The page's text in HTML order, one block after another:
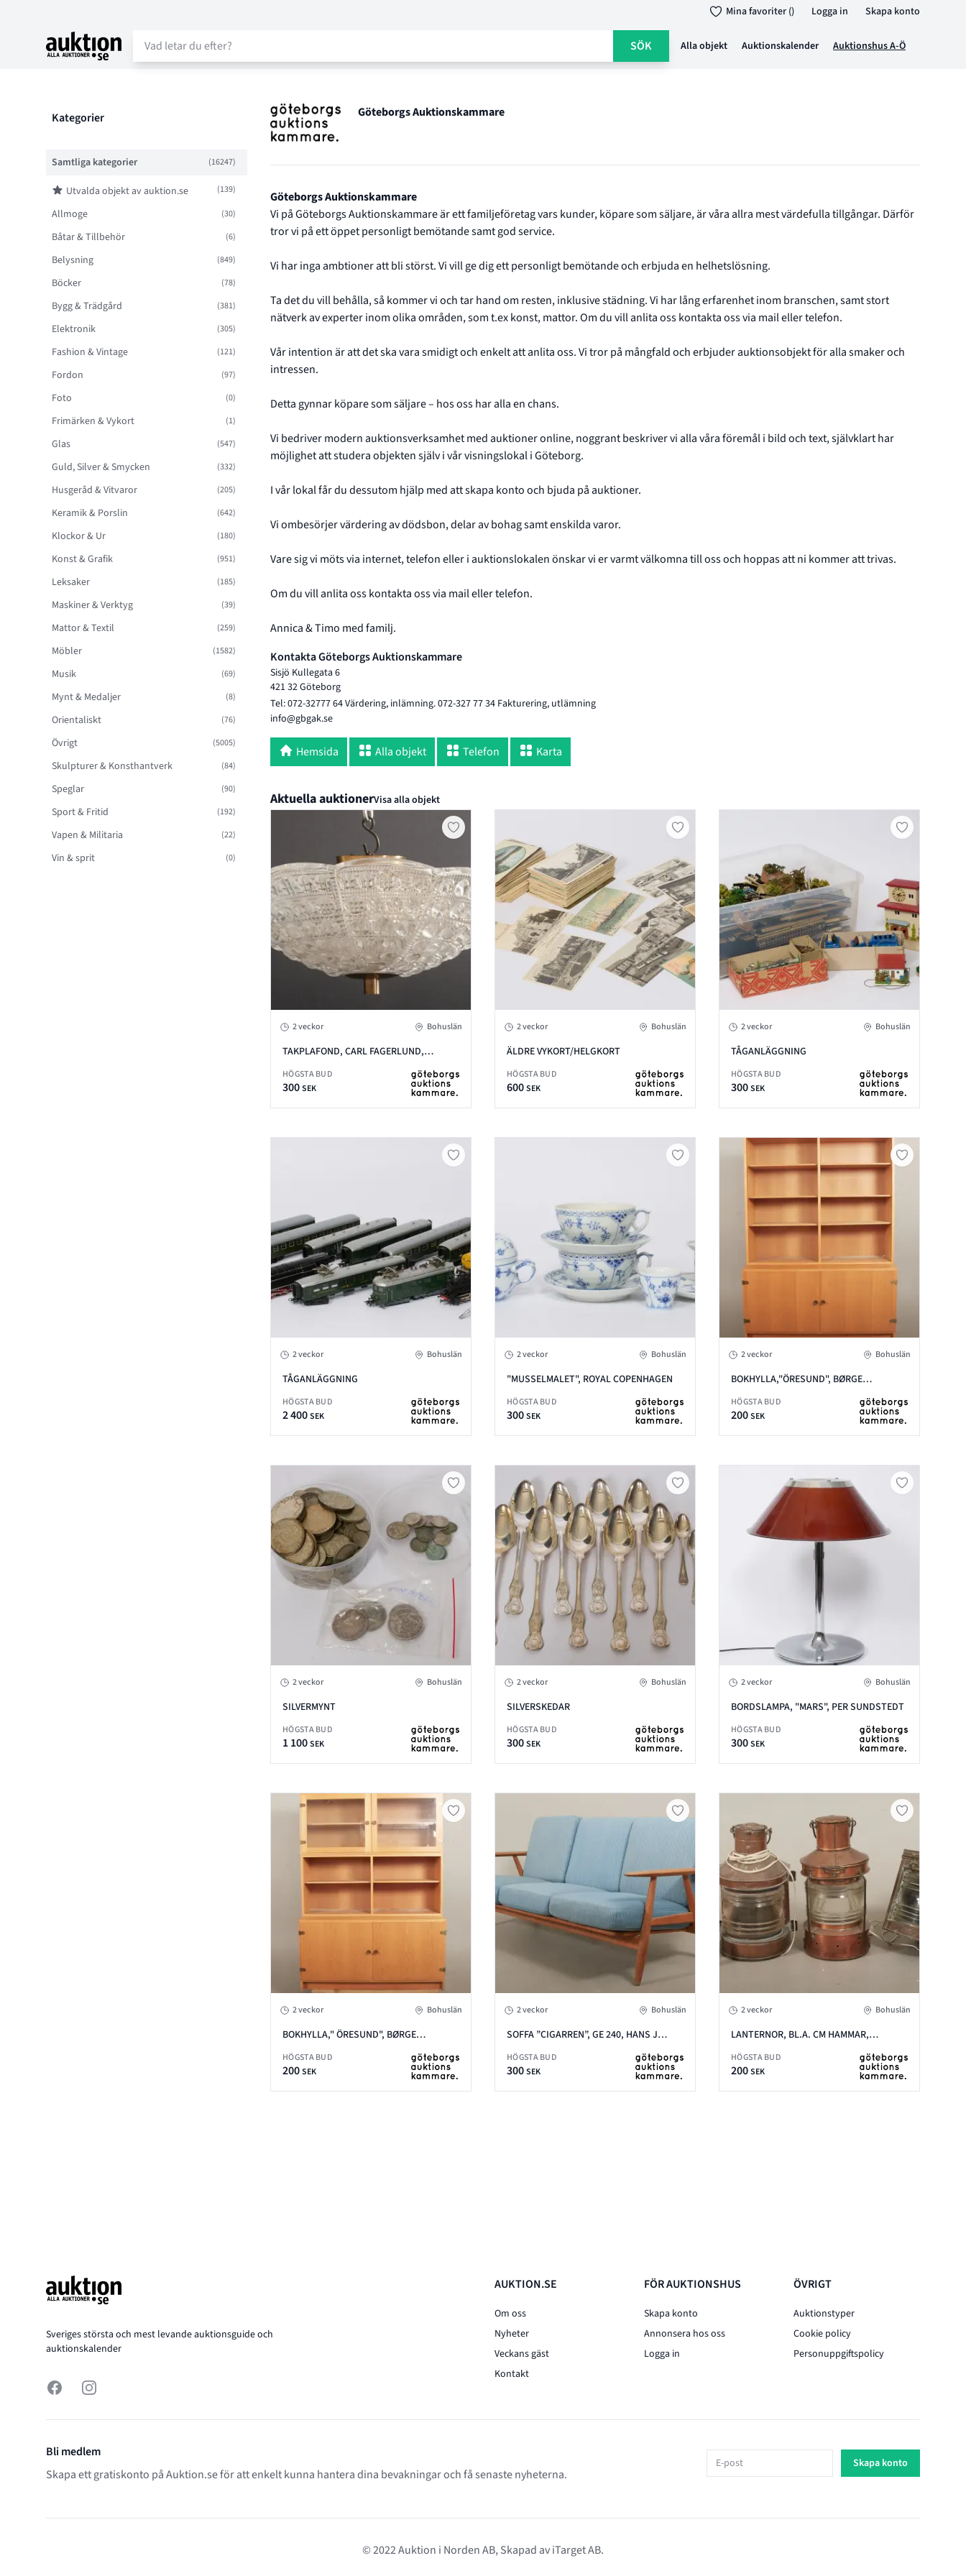
Mina favoriter () Logga in Skapa konto
Auktion.se SÖK Alla objekt Auktionskalender Auktionshus A-Ö
Filter
Kategorier
Samtliga kategorier (16247)
Utvalda objekt av auktion.se (139)
Allmoge (30)
Båtar & Tillbehör (6)
Belysning (849)
Böcker (78)
Bygg & Trädgård (381)
Elektronik (305)
Fashion & Vintage (121)
Fordon (97)
Foto (0)
Frimärken & Vykort (1)
Glas (547)
Guld, Silver & Smycken (332)
Husgeråd & Vitvaror (205)
Keramik & Porslin (642)
Klockor & Ur (180)
Konst & Grafik (951)
Leksaker (185)
Maskiner & Verktyg (39)
Mattor & Textil (259)
Möbler (1582)
Musik (69)
Mynt & Medaljer (8)
Orientaliskt (76)
Övrigt (5005)
Skulpturer & Konsthantverk (84)
Speglar (90)
Sport & Fritid (192)
Vapen & Militaria (22)
Vin & sprit (0)
Göteborgs Auktionskammare
Auktionshusets profil
Göteborgs Auktionskammare
Vi på Göteborgs Auktionskammare är ett familjeföretag vars kunder, köpare som säljare, är våra allra mest värdefulla tillgångar. Därför
tror vi på ett öppet personligt bemötande samt god service.
Vi har inga ambtioner att bli störst. Vi vill ge dig ett personligt bemötande och erbjuda en helhetslösning.
Ta det du vill behålla, så kommer vi och tar hand om resten, inklusive städning. Vi har lång erfarenhet inom branschen, samt stort
nätverk av experter inom olika områden, som t.ex konst, mattor. Om du vill anlita oss kontakta oss via mail eller telefon.
Vår intention är att det ska vara smidigt och enkelt att anlita oss. Vi tror på mångfald och erbjuder auktionsobjekt för alla smaker och
intressen.
Detta gynnar köpare som säljare – hos oss har alla en chans.
Vi bedriver modern auktionsverksamhet med auktioner online, noggrant beskriver vi alla våra föremål i bild och text, självklart har
möjlighet att studera objekten själv i vår visningslokal i Göteborg.
I vår lokal får du dessutom hjälp med att skapa konto och bjuda på auktioner.
Vi ombesörjer värdering av dödsbon, delar av bohag samt enskilda varor.
Vare sig vi möts via internet, telefon eller i auktionslokalen önskar vi er varmt välkomna till oss och hoppas att ni kommer att trivas.
Om du vill anlita oss kontakta oss via mail eller telefon.
Annica & Timo med familj.
Kontakta Göteborgs Auktionskammare
Sisjö Kullegata 6
421 32 Göteborg
Tel: 072-32777 64 Värdering, inlämning. 072-327 77 34 Fakturering, utlämning
info@gbgak.se
Hemsida Alla objekt Telefon Karta
Aktuella auktionerVisa alla objekt
2 veckor Bohuslän
TAKPLAFOND, CARL FAGERLUND,
HÖGSTA BUD
300SEK
2 veckor Bohuslän
ÄLDRE VYKORT/HELGKORT
HÖGSTA BUD
600SEK
2 veckor Bohuslän
TÅGANLÄGGNING
HÖGSTA BUD
300SEK
2 veckor Bohuslän
TÅGANLÄGGNING
HÖGSTA BUD
2 400SEK
2 veckor Bohuslän
"MUSSELMALET", ROYAL COPENHAGEN
HÖGSTA BUD
300SEK
2 veckor Bohuslän
BOKHYLLA,"ÖRESUND", BØRGE
HÖGSTA BUD
200SEK
2 veckor Bohuslän
SILVERMYNT
HÖGSTA BUD
1 100SEK
2 veckor Bohuslän
SILVERSKEDAR
HÖGSTA BUD
300SEK
2 veckor Bohuslän
BORDSLAMPA, "MARS", PER SUNDSTEDT
HÖGSTA BUD
300SEK
2 veckor Bohuslän
BOKHYLLA," ÖRESUND", BØRGE
HÖGSTA BUD
200SEK
2 veckor Bohuslän
SOFFA ”CIGARREN”, GE 240, HANS J
HÖGSTA BUD
300SEK
2 veckor Bohuslän
LANTERNOR, BL.A. CM HAMMAR,
HÖGSTA BUD
200SEK
Sveriges största och mest levande auktionsguide och
auktionskalender
FacebookInstagram
AUKTION.SE
Om oss
Nyheter
Veckans gäst
Kontakt
FÖR AUKTIONSHUS
Skapa konto
Annonsera hos oss
Logga in
ÖVRIGT
Auktionstyper
Cookie policy
Personuppgiftspolicy
Bli medlem
Skapa ett gratiskonto på Auktion.se för att enkelt kunna hantera dina bevakningar och få senaste nyheterna.
E-post Skapa konto
© 2022 Auktion i Norden AB, Skapad aviTarget AB.